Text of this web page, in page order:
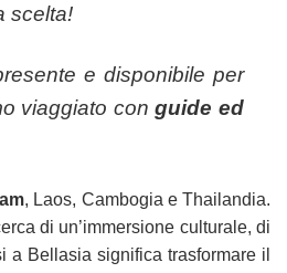
scelta!
e disponibile per
viaggiato conguide ed
, Laos, Cambogia e Thailandia.
di un’immersione culturale, di
a Bellasia significa trasformare il